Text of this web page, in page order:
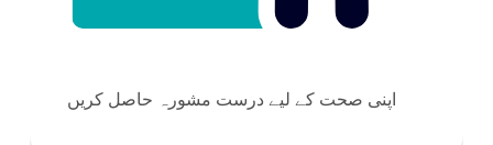
اپنی صحت کے لیے درست مشورہ حاصل کریں